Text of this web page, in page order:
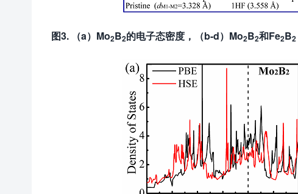
图3. （a）Mo2B2的电子态密度，（b-d）Mo2B2和Fe2B2